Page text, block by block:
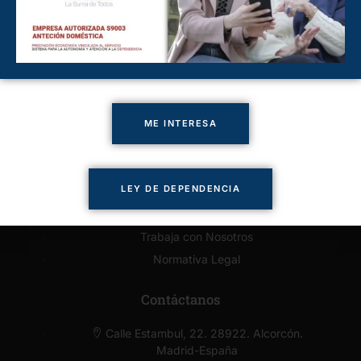
Cuidado de Personas Boadilla
Cuidado de Personas Majadahonda
Cuidado de Personas Pozuelo
Presupuesto Online
Solicitar llamada
Servicios
Contacto
Trabaja con Nosotros
Normativa Legal
Contáctanos
Calle Estambul, 22. 28922. Alcorcón.
Madrid-España
ME INTERESA
LEY DE DEPENDENCIA